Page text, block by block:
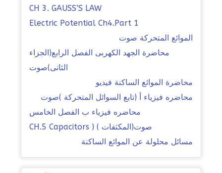
CH 3. GAUSS’S LAW
Electric Potential Ch4.Part 1
الموائع المتحركة صوت
محاضرة الجهد الكهربى الفصل الرابع(الجزاء
الثانى)صوت
محاضرة الموائع الساكنة فيديو
محاضره فيزياء أ (تابع السوائل المتحركة )صوت
محاضره فيزياء ب الفصل الخامس
صوت(المكثفات ) ( CH.5 Capacitors
مسائل محلولة عن الموائع الساكنة